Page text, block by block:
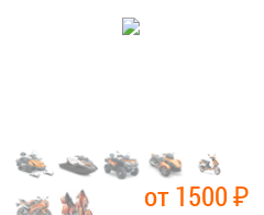
Сварочные работы
от 1500₽